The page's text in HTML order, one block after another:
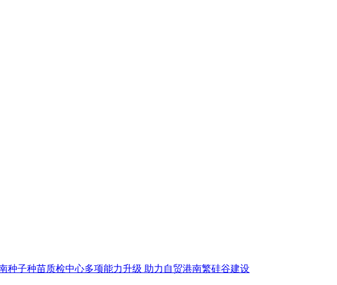
子种苗质检中心多项能力升级 助力自贸港南繁硅谷建设